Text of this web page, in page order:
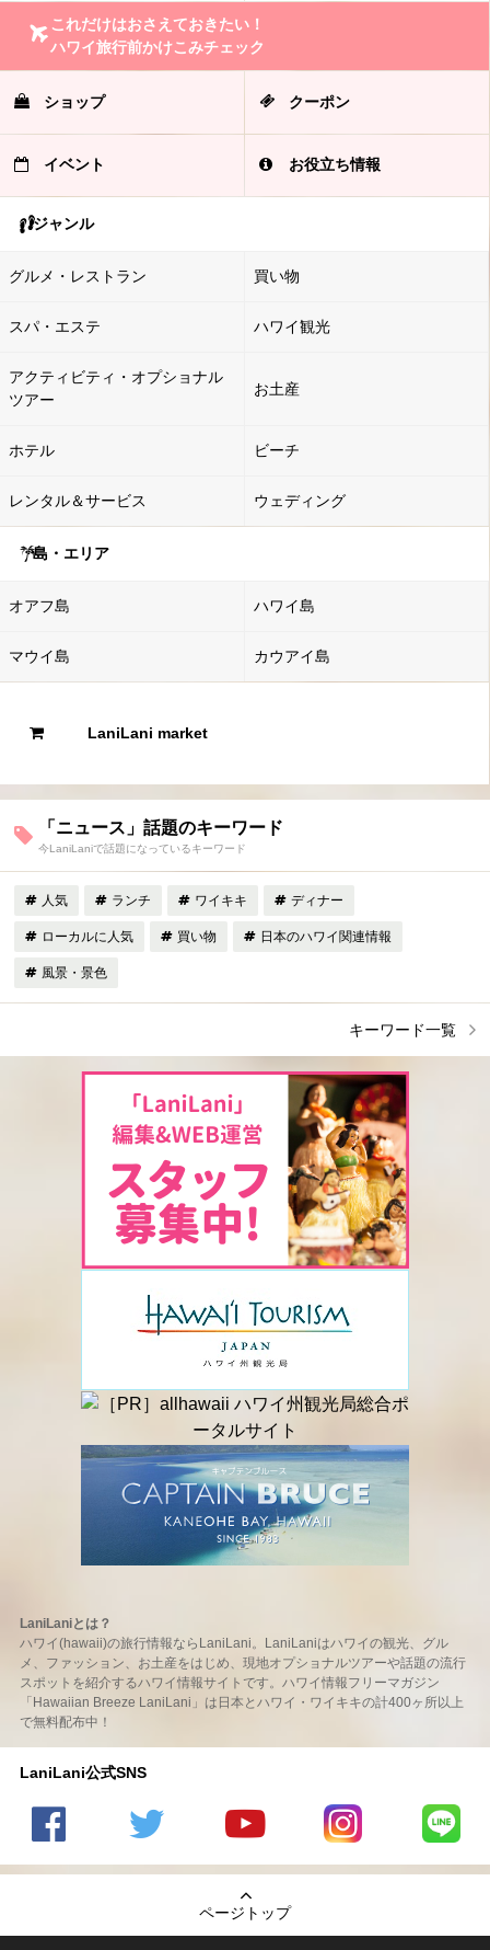
これだけはおさえておきたい！
ハワイ旅行前かけこみチェック
ショップ クーポン
イベント お役立ち情報
ジャンル
グルメ・レストラン 買い物
スパ・エステ ハワイ観光
アクティビティ・オプショナル
ツアー
お土産
ホテル ビーチ
レンタル＆サービス ウェディング
島・エリア
オアフ島 ハワイ島
マウイ島 カウアイ島
LaniLani market
「ニュース」話題のキーワード
今LaniLaniで話題になっているキーワード
人気 ランチ ワイキキ ディナー
ローカルに人気 買い物 日本のハワイ関連情報
風景・景色
キーワード一覧
LaniLaniとは？
ハワイ(hawaii)の旅行情報ならLaniLani。LaniLaniはハワイの観光、グル
メ、ファッション、お土産をはじめ、現地オプショナルツアーや話題の流行
スポットを紹介するハワイ情報サイトです。ハワイ情報フリーマガジン
「Hawaiian Breeze LaniLani」は日本とハワイ・ワイキキの計400ヶ所以上
で無料配布中！
LaniLani公式SNS
の
のtwitter
の
Youtube
チャンネ
ページトップ